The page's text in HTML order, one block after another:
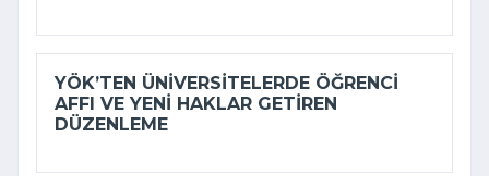
YÖK’TEN ÜNIVERSITELERDE ÖĞRENCI
AFFI VE YENI HAKLAR GETIREN
DÜZENLEME